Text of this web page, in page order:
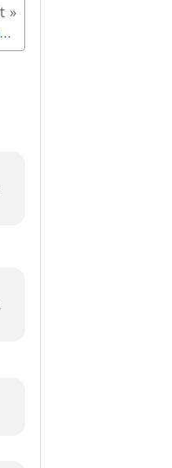
Dans l'univers des mots de Jaume Plensa